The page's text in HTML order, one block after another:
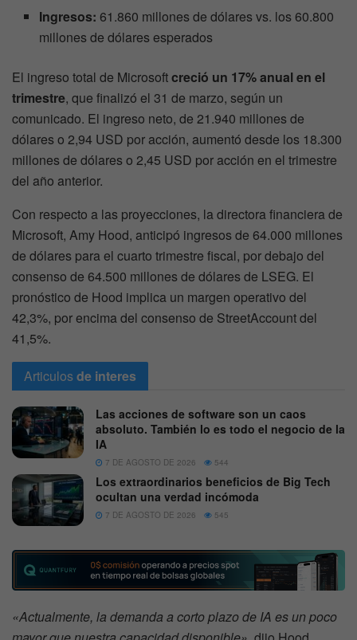
Ingresos: 61.860 millones de dólares vs. los 60.800
millones de dólares esperados
El ingreso total de Microsoftcreció un 17% anual en el
trimestre, que finalizó el 31 de marzo, según un
comunicado. El ingreso neto, de 21.940 millones de
dólares o 2,94 USD por acción, aumentó desde los 18.300
millones de dólares o 2,45 USD por acción en el trimestre
del año anterior.
Con respecto a las proyecciones, la directora financiera de
Microsoft, Amy Hood, anticipó ingresos de 64.000 millones
de dólares para el cuarto trimestre fiscal, por debajo del
consenso de 64.500 millones de dólares de LSEG. El
pronóstico de Hood implica un margen operativo del
42,3%, por encima del consenso de StreetAccount del
41,5%.
Articulosde interes
Las acciones de software son un caos
absoluto. También lo es todo el negocio de la
IA
7 DE AGOSTO DE 2026 544
Los extraordinarios beneficios de Big Tech
ocultan una verdad incómoda
7 DE AGOSTO DE 2026 545
«Actualmente, la demanda a corto plazo de IA es un poco